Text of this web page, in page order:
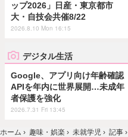
ップ2026」日産・東京都市
大・自技会共催8/22
2026.8.10 Mon 16:15
デジタル生活
Google、アプリ向け年齢確認
APIを年内に世界展開…未成年
者保護を強化
2026.7.31 Fri 13:45
ホーム › 趣味・娯楽 › 未就学児 › 記事 ›